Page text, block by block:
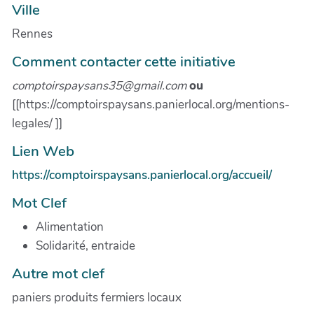
Ville
Rennes
Comment contacter cette initiative
comptoirspaysans35@gmail.comou
[[https://comptoirspaysans.panierlocal.org/mentions-
legales/ ]]
Lien Web
https://comptoirspaysans.panierlocal.org/accueil/
Mot Clef
Alimentation
Solidarité, entraide
Autre mot clef
paniers produits fermiers locaux